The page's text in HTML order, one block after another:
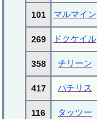
101 マルマイン
269 ドクケイル
358 チリーン
417 パチリス
116 タッツー